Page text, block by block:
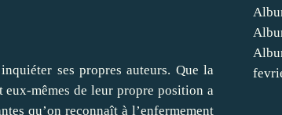
ses propres auteurs. Que la
eux-mêmes de leur propre position a
qu’on reconnaît à l’enfermement